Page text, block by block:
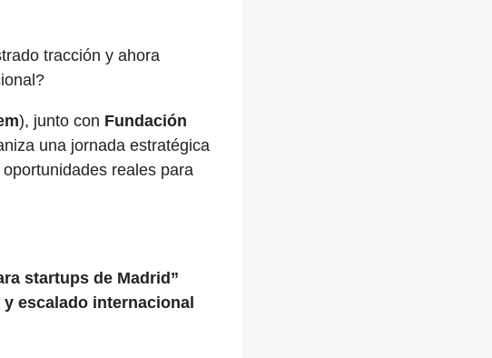
tracción y ahora
), junto con Fundación
una jornada estratégica
reales para
startups de Madrid”
escalado internacional